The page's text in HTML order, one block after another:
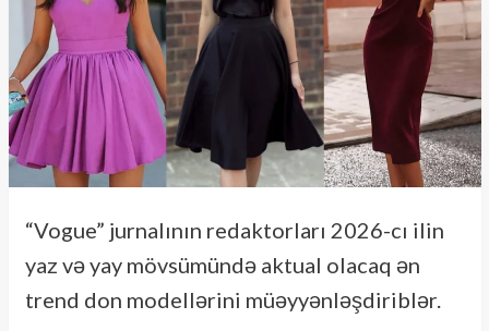
“Vogue” jurnalının redaktorları 2026-cı ilin
yaz və yay mövsümündə aktual olacaq ən
trend don modellərini müəyyənləşdiriblər.